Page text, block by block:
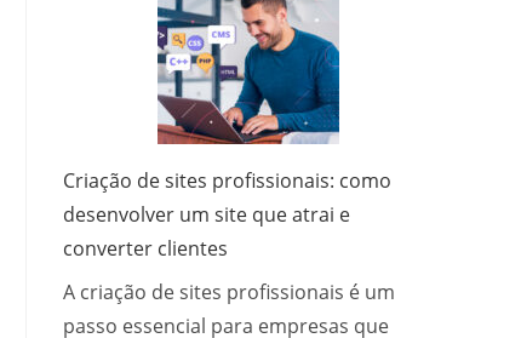
qualidade:
funciona?
Criação de sites profissionais: como
desenvolver um site que atrai e
converter clientes
A criação de sites profissionais é um
passo essencial para empresas que